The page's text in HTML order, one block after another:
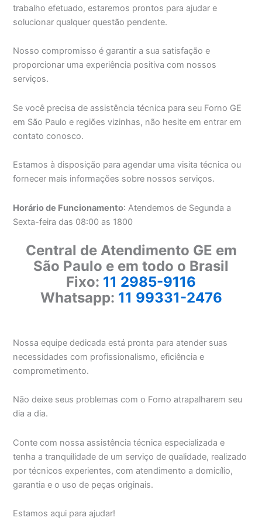
trabalho efetuado, estaremos prontos para ajudar e
solucionar qualquer questão pendente.
Nosso compromisso é garantir a sua satisfação e
proporcionar uma experiência positiva com nossos
serviços.
Se você precisa de assistência técnica para seu Forno GE
em São Paulo e regiões vizinhas, não hesite em entrar em
contato conosco.
Estamos à disposição para agendar uma visita técnica ou
fornecer mais informações sobre nossos serviços.
Horário de Funcionamento: Atendemos de Segunda a
Sexta-feira das 08:00 as 1800
Central de Atendimento GE em
São Paulo e em todo o Brasil
Fixo: 11 2985-9116
Whatsapp: 11 99331-2476
Nossa equipe dedicada está pronta para atender suas
necessidades com profissionalismo, eficiência e
comprometimento.
Não deixe seus problemas com o Forno atrapalharem seu
dia a dia.
Conte com nossa assistência técnica especializada e
tenha a tranquilidade de um serviço de qualidade, realizado
por técnicos experientes, com atendimento a domicílio,
garantia e o uso de peças originais.
Estamos aqui para ajudar!